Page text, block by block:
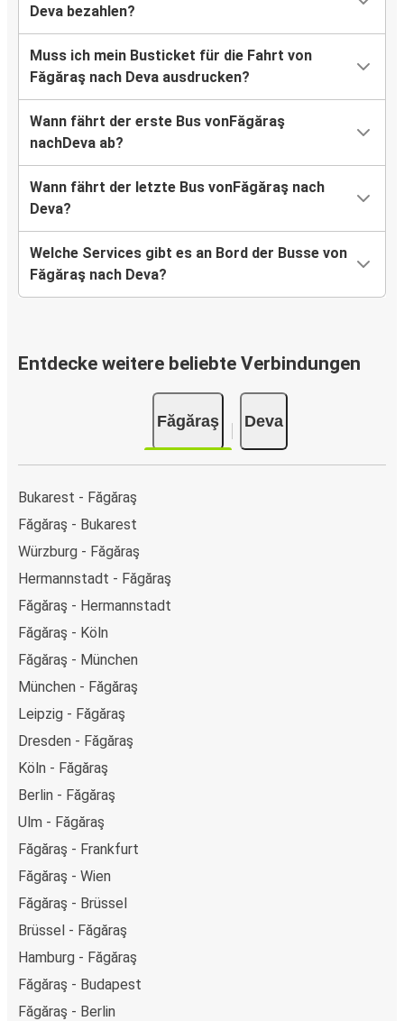
Deva bezahlen?
Muss ich mein Busticket für die Fahrt von
Făgăraş nach Deva ausdrucken?
Wann fährt der erste Bus vonFăgăraş
nachDeva ab?
Wann fährt der letzte Bus vonFăgăraş nach
Deva?
Welche Services gibt es an Bord der Busse von
Făgăraş nach Deva?
Entdecke weitere beliebte Verbindungen
Făgăraş Deva
Bukarest - Făgăraş
Făgăraş - Bukarest
Würzburg - Făgăraş
Hermannstadt - Făgăraş
Făgăraş - Hermannstadt
Făgăraş - Köln
Făgăraş - München
München - Făgăraş
Leipzig - Făgăraş
Dresden - Făgăraş
Köln - Făgăraş
Berlin - Făgăraş
Ulm - Făgăraş
Făgăraş - Frankfurt
Făgăraş - Wien
Făgăraş - Brüssel
Brüssel - Făgăraş
Hamburg - Făgăraş
Făgăraş - Budapest
Făgăraş - Berlin